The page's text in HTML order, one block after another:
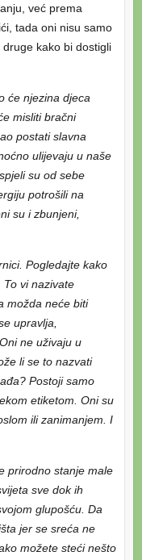
već prema
tada oni nisu samo
kako bi dostigli
će njezina djeca
misliti bračni
postati slavna
ulijevaju u naše
su od sebe
potrošili na
su i zbunjeni,
Pogledajte kako
vi nazivate
možda neće biti
upravlja,
ne uživaju u
li se to nazvati
Postoji samo
etiketom. Oni su
ili zanimanjem. I
prirodno stanje male
sve dok ih
glupošću. Da
jer se sreća ne
možete steći nešto